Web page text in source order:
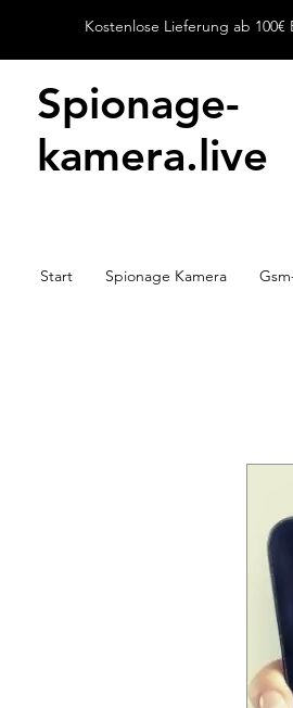
Kostenlose Lieferung ab 100€
Spionage-
kamera.live
Start Spionage Kamera